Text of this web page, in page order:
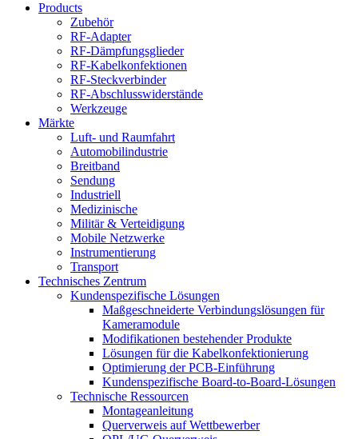
Products
Zubehör
RF-Adapter
RF-Dämpfungsglieder
RF-Kabelkonfektionen
RF-Steckverbinder
RF-Abschlusswiderstände
Werkzeuge
Märkte
Luft- und Raumfahrt
Automobilindustrie
Breitband
Sendung
Industriell
Medizinische
Militär & Verteidigung
Mobile Netzwerke
Instrumentierung
Transport
Technisches Zentrum
Kundenspezifische Lösungen
Maßgeschneiderte Verbindungslösungen für
Kameramodule
Modifikationen bestehender Produkte
Lösungen für die Kabelkonfektionierung
Optimierung der PCB-Einführung
Kundenspezifische Board-to-Board-Lösungen
Technische Ressourcen
Montageanleitung
Querverweis auf Wettbewerber